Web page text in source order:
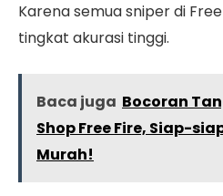
Karena semua sniper di
tingkat akurasi tinggi.
Baca juga Bocoran
Shop Free Fire, Siap-
Murah!